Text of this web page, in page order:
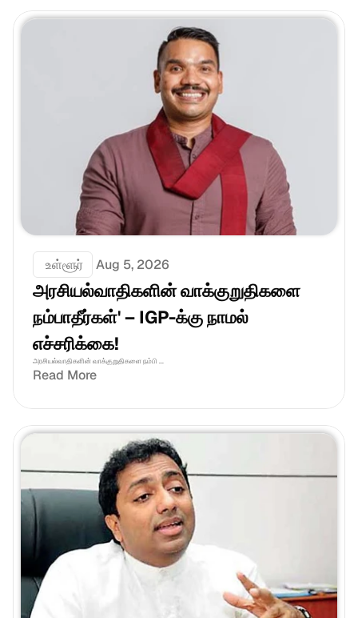
உள்ளூர் Aug 5, 2026
அரசியல்வாதிகளின் வாக்குறுதிகளை
நம்பாதீர்கள்' – IGP-க்கு நாமல்
எச்சரிக்கை!
அரசியல்வாதிகளின் வாக்குறுதிகளை நம்பி ...
Read More